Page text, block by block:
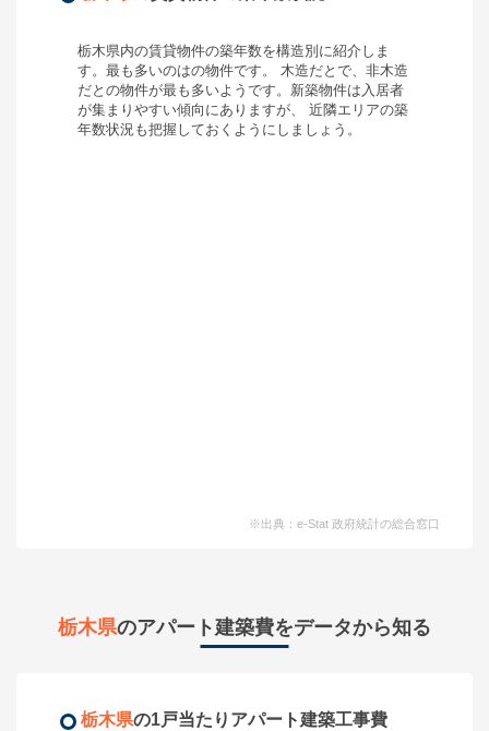
栃木県内の賃貸物件の築年数を構造別に紹介しま
す。最も多いのはの物件です。 木造だと で、非木造
だと の物件が最も多いようです。新築物件は入居者
が集まりやすい傾向にありますが、 近隣エリアの築
年数状況も把握しておくようにしましょう。
※出典：e-Stat 政府統計の総合窓口
栃木県のアパート建築費をデータから知る
栃木県の1戸当たりアパート建築工事費